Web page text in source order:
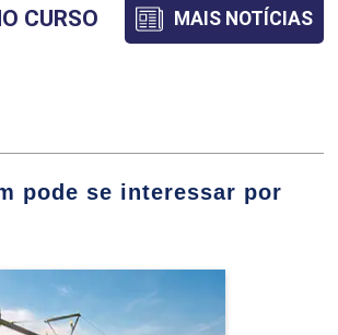
E ALIMENTAÇÃO ANIMAL
ANIMAIS
OLIVEIRA VIEIRA
MALUF
KANAYAMA
CURSO MAIS NOTÍCIAS
pode se interessar por
Agronomia